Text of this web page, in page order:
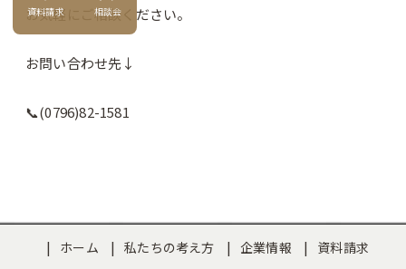
お気軽にご相談ください。
お問い合わせ先↓
📞(0796)82-1581
ホーム 私たちの考え方 企業情報
資料請求
資料請求 相談会